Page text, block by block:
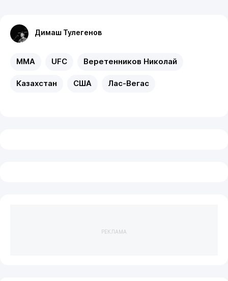
Димаш Тулегенов
MMA UFC Веретенников Николай
Казахстан США Лас-Вегас
РЕКЛАМА